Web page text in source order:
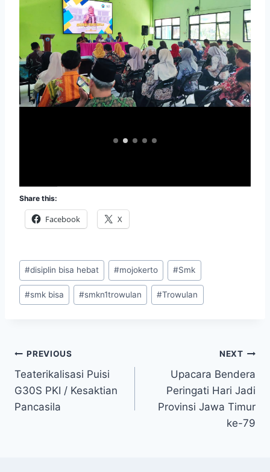
Share this:
Facebook X
Post
Tags:
#disiplin bisa hebat #mojokerto #Smk
#smk bisa #smkn1trowulan #Trowulan
Post
navigation
PREVIOUS
Teaterikalisasi Puisi
G30S PKI / Kesaktian
Pancasila
NEXT
Upacara Bendera
Peringati Hari Jadi
Provinsi Jawa Timur
ke-79